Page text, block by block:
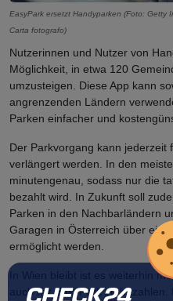
EasyPark ersetzt Handyparken (Foto: Getty
Carta fotografo)
Nutzerinnen und Nutzer von
Möglichkeit, in etwa 120
umzusteigen. Diese App kann
angrenzenden Ländern
Parken einfacher und
Der Parkvorgang kann
verlängert werden. In den
minutengenau, sodass nur die
bezahlt wird. In Zukunft soll
Parken in den Nachbarländern
Garagen in Österreich über
ermöglicht werden.
In Wien bleibt ist es weiterhin
auch mit EasyPark zu